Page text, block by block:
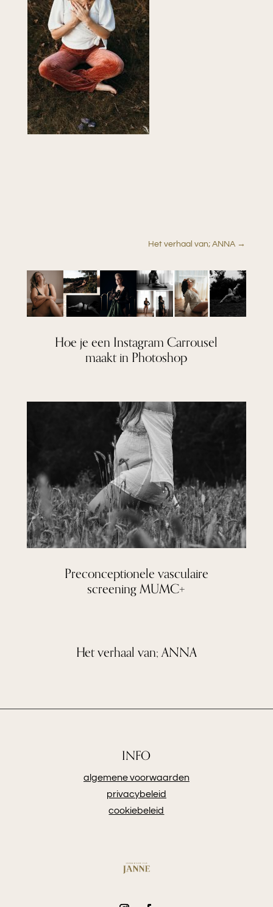
Het verhaal van; ANNA →
Hoe je een Instagram Carrousel
maakt in Photoshop
Preconceptionele vasculaire
screening MUMC+
Het verhaal van; ANNA
INFO
algemene voorwaarden
privacybeleid
cookiebeleid